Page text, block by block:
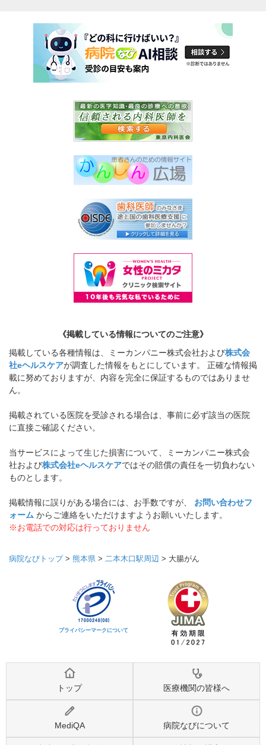
《掲載している情報についてのご注意》
掲載している各種情報は、ミーカンパニー株式会社および株式会
社eヘルスケアが調査した情報をもとにしています。 正確な情報掲
載に努めておりますが、内容を完全に保証するものではありませ
ん。
掲載されている医院を受診される場合は、事前に必ず該当の医院
に直接ご確認ください。
当サービスによって生じた損害について、ミーカンパニー株式会
社および株式会社eヘルスケアではその賠償の責任を一切負わない
ものとします。
掲載情報に誤りがある場合には、お手数ですが、 お問い合わせフ
ォーム からご連絡をいただけますようお願いいたします。
※お電話での対応は行っておりません
病院なびトップ> 熊本県 > 二本木口駅周辺 > 大腸がん
プライバシーマークについて
トップ 医療機関の皆様へ
MediQA 病院なびについて